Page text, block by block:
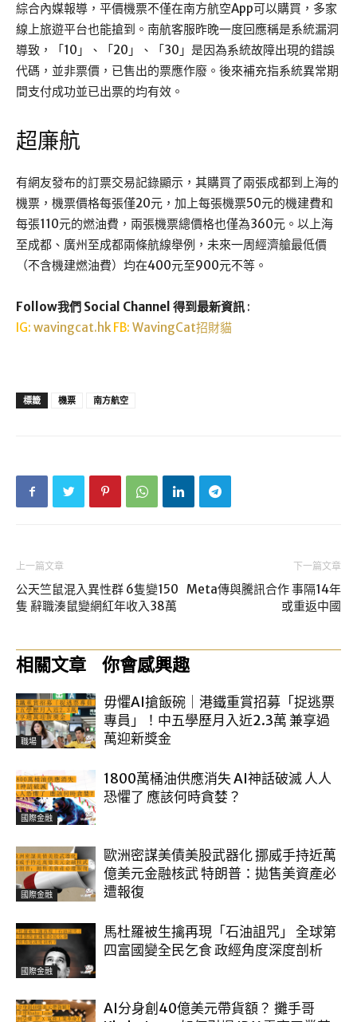
綜合內媒報導，平價機票不僅在南方航空App可以購買，多家
線上旅遊平台也能搶到。南航客服昨晚一度回應稱是系統漏洞
導致，「10」、「20」、「30」是因為系統故障出現的錯誤
代碼，並非票價，已售出的票應作廢。後來補充指系統異常期
間支付成功並已出票的均有效。
超廉航
有網友發布的訂票交易記錄顯示，其購買了兩張成都到上海的
機票，機票價格每張僅20元，加上每張機票50元的機建費和
每張110元的燃油費，兩張機票總價格也僅為360元。以上海
至成都、廣州至成都兩條航線舉例，未來一周經濟艙最低價
（不含機建燃油費）均在400元至900元不等。
Follow我們 Social Channel 得到最新資訊 :
IG: wavingcat.hk FB: WavingCat招財貓
標籤 機票 南方航空
上一篇文章
公天竺鼠混入異性群 6隻變150
隻 辭職湊鼠變網紅年收入38萬
下一篇文章
Meta傳與騰訊合作 事隔14年
或重返中國
相關文章 你會感興趣
職場
毋懼AI搶飯碗｜港鐵重賞招募「捉逃票
專員」！中五學歷月入近2.3萬 兼享過
萬迎新獎金
國際金融
1800萬桶油供應消失 AI神話破滅 人人
恐懼了 應該何時貪婪？
國際金融
歐洲密謀美債美股武器化 挪威手持近萬
億美元金融核武 特朗普：拋售美資產必
遭報復
國際金融
馬杜羅被生擒再現「石油詛咒」 全球第
四富國變全民乞食 政經角度深度剖析
AI分身創40億美元帶貨額？ 攤手哥